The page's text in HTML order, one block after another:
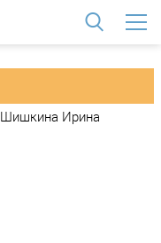
Шишкина Ирина